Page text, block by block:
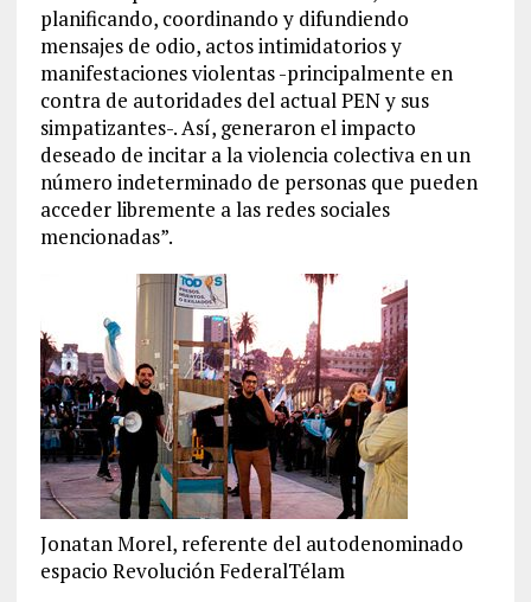
planificando, coordinando y difundiendo
mensajes de odio, actos intimidatorios y
manifestaciones violentas -principalmente en
contra de autoridades del actual PEN y sus
simpatizantes-. Así, generaron el impacto
deseado de incitar a la violencia colectiva en un
número indeterminado de personas que pueden
acceder libremente a las redes sociales
mencionadas”.
Jonatan Morel, referente del autodenominado
espacio Revolución FederalTélam